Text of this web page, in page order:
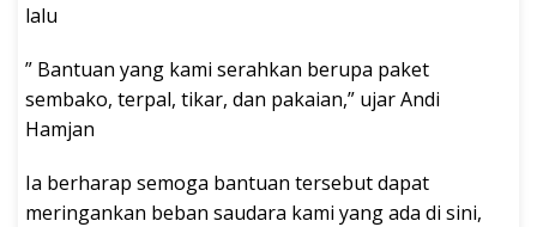
lalu
” Bantuan yang kami serahkan berupa paket
sembako, terpal, tikar, dan pakaian,” ujar Andi
Hamjan
Ia berharap semoga bantuan tersebut dapat
meringankan beban saudara kami yang ada di sini,